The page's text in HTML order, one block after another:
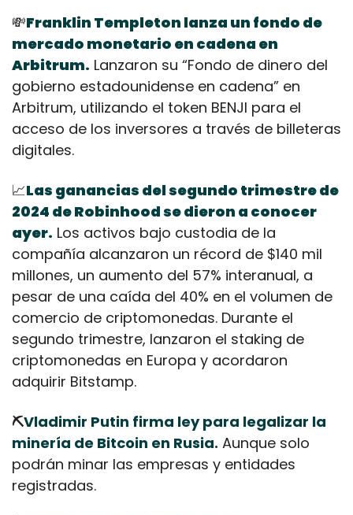
💸Franklin Templeton lanza un fondo de
mercado monetario en cadena en
Arbitrum. Lanzaron su “Fondo de dinero del
gobierno estadounidense en cadena” en
Arbitrum, utilizando el token BENJI para el
acceso de los inversores a través de billeteras
digitales.
📈Las ganancias del segundo trimestre de
2024 de Robinhood se dieron a conocer
ayer. Los activos bajo custodia de la
compañía alcanzaron un récord de $140 mil
millones, un aumento del 57% interanual, a
pesar de una caída del 40% en el volumen de
comercio de criptomonedas. Durante el
segundo trimestre, lanzaron el staking de
criptomonedas en Europa y acordaron
adquirir Bitstamp.
⛏️Vladimir Putin firma ley para legalizar la
minería de Bitcoin en Rusia. Aunque solo
podrán minar las empresas y entidades
registradas.